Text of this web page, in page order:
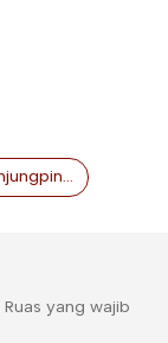
Pemko Tanjungpinang
Ruas yang wajib